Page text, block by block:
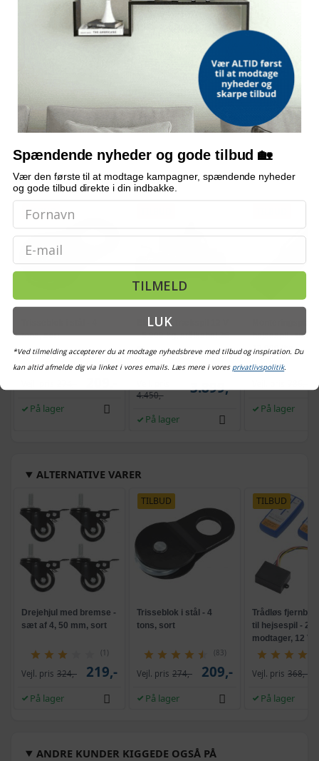
Kan rullerne tages af for service?
Hvad er målene og hulafstanden?
Bemærk: FAQ er vejledende information. Vi tager forbehold for fejl og
mangler, og oplysningerne er ikke juridisk bindende.
OFTE KØBT SAMMEN MED
TILBUD
tons, sort
(83)
På lager
Elektrisk trækspil 12 V
- 5.909 kg, stålkabel 26
m
4.450,-
3.899,-
På lager
hejsespil -
12.000 lbs,
På lager
ALTERNATIVE VARER
Drejehjul med bremse -
sæt af 4, 50 mm, sort
(1)
Vejl. pris 324,- 219,-
På lager
TILBUD
Trisseblok i stål - 4
tons, sort
(83)
Vejl. pris 274,- 209,-
På lager
TILBUD
Trådløs
til hejsespil - 2
modtager, 12 V,
rækkevidde
Vejl. pris 368,-
På lager
ANDRE KUNDER KIGGEDE OGSÅ PÅ
Spændende nyheder og gode tilbud 🏡
Vær den første til at modtage kampagner, spændende nyheder
og gode tilbud direkte i din indbakke.
Email
TILMELD
LUK
*Ved tilmelding accepterer du at modtage nyhedsbreve med tilbud og inspiration. Du
kan altid afmelde dig via linket i vores emails. Læs mere i vores privatlivspolitik.